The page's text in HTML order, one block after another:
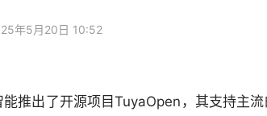
年5月20日 10:52
推出了开源项目TuyaOpen，其支持主